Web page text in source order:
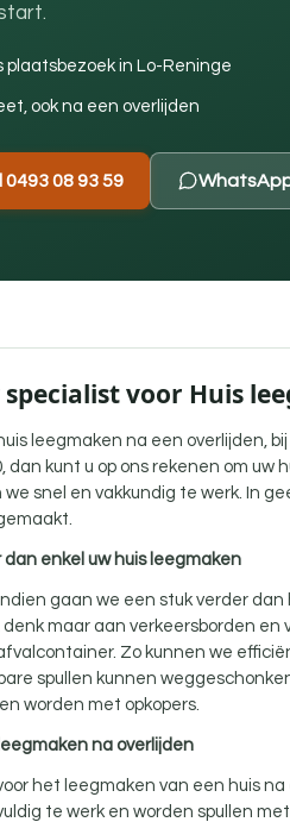
plaatsbezoek in Lo-Reninge
ook na een overlijden
0493 08 93 59
specialist voor Huis
leegmaken na een overlijden,
dan kunt u op ons rekenen om uw
we snel en vakkundig te werk. In
dan enkel uw huis leegmaken
gaan we een stuk verder
denk maar aan verkeersborden
Zo kunnen we
spullen kunnen
worden met opkopers.
na overlijden
het leegmaken van een huis na
te werk en worden spullen